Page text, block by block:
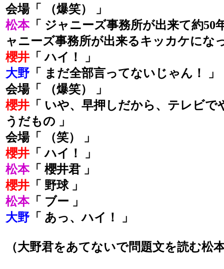
会場「 （爆笑） 」
松本「 ジャニーズ事務所が出来て約50
ャニーズ事務所が出来るキッカケにな
櫻井 「 ハイ！ 」
大野 「 まだ全部言ってないじゃん！ 」
会場「 （爆笑） 」
櫻井 「 いや、早押しだから、テレビ
うだもの 」
会場「 （笑） 」
櫻井 「 ハイ！ 」
松本「 櫻井君 」
櫻井 「 野球 」
松本「 ブー 」
大野 「 あっ、ハイ！ 」
（大野君をあてないで問題文を読む松